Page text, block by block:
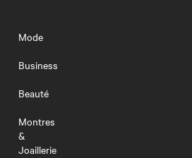
Mode
Business
Beauté
Montres
&
Joaillerie